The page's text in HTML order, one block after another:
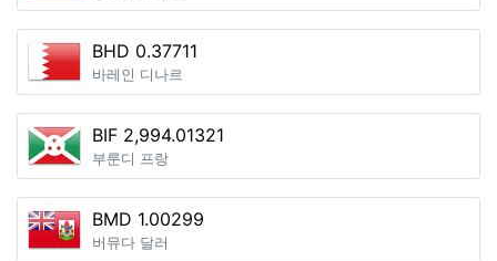
BHD 0.37711
바레인 디나르
BIF 2,994.01321
부룬디 프랑
BMD 1.00299
버뮤다 달러